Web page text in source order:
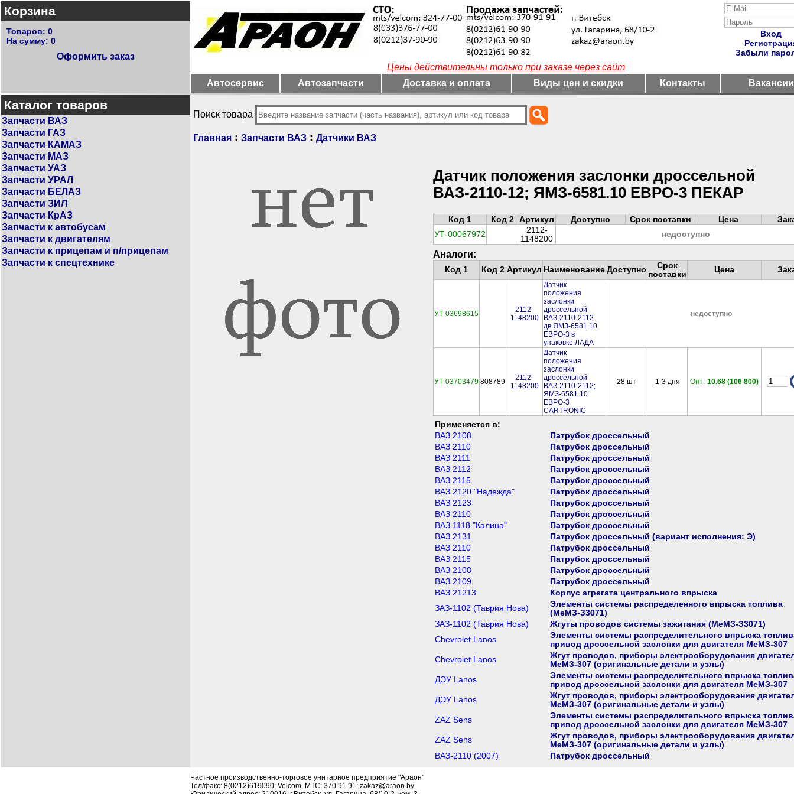
Корзина
Товаров: 0
На сумму: 0
Оформить заказ
Вход
Забыли
Цены действительны только при заказе через сайт
Автосервис
Автозапчасти Доставка и оплата Виды цен и скидки Контакты Вакансии
Каталог товаров
Запчасти ВАЗ
Запчасти ГАЗ
Запчасти КАМАЗ
Запчасти МАЗ
Запчасти УАЗ
Запчасти УРАЛ
Запчасти БЕЛАЗ
Запчасти ЗИЛ
Запчасти КрАЗ
Запчасти к автобусам
Запчасти к двигателям
Запчасти к прицепам и п/прицепам
Запчасти к спецтехнике
Поиск товара
Главная : Запчасти ВАЗ : Датчики ВАЗ
Датчик положения заслонки дроссельной
ВАЗ-2110-12; ЯМЗ-6581.10 ЕВРО-3 ПЕКАР
Код 1 Код 2 Артикул Доступно Срок поставки Цена
УТ-00067972
2112-
1148200
недоступно
Аналоги:
Код 1 Код 2 Артикул Наименование Доступно
Срок
поставки
Цена
УТ-03698615
2112-
1148200
Датчик
положения
заслонки
дроссельной
ВАЗ-2110-2112
дв.ЯМЗ-6581.10
ЕВРО-3 в
упаковке ЛАДА
недоступно
УТ-03703479 808789
2112-
1148200
Датчик
положения
заслонки
дроссельной
ВАЗ-2110-2112;
ЯМЗ-6581.10
ЕВРО-3
CARTRONIC
28 шт 1-3 дня Опт: 10.68 (106 800)
Применяется в:
ВАЗ 2108
Патрубок дроссельный
ВАЗ 2110
Патрубок дроссельный
ВАЗ 2111
Патрубок дроссельный
ВАЗ 2112
Патрубок дроссельный
ВАЗ 2115
Патрубок дроссельный
ВАЗ 2120 "Надежда"
Патрубок дроссельный
ВАЗ 2123
Патрубок дроссельный
ВАЗ 2110
Патрубок дроссельный
ВАЗ 1118 "Калина"
Патрубок дроссельный
ВАЗ 2131
Патрубок дроссельный (вариант исполнения: Э)
ВАЗ 2110
Патрубок дроссельный
ВАЗ 2115
Патрубок дроссельный
ВАЗ 2108
Патрубок дроссельный
ВАЗ 2109
Патрубок дроссельный
ВАЗ 21213
Корпус агрегата центрального впрыска
ЗАЗ-1102 (Таврия Нова)
Элементы системы распределенного впрыска топлива
(МеМЗ-З3071)
ЗАЗ-1102 (Таврия Нова)
Жгуты проводов системы зажигания (МеМЗ-З3071)
Chevrolet Lanos
Элементы системы распределительного впрыска
привод дроссельной заслонки для двигателя МеМЗ-307
Chevrolet Lanos
Жгут проводов, приборы электрооборудования
МеМЗ-307 (оригинальные детали и узлы)
ДЭУ Lanos
Элементы системы распределительного впрыска
привод дроссельной заслонки для двигателя МеМЗ-307
ДЭУ Lanos
Жгут проводов, приборы электрооборудования
МеМЗ-307 (оригинальные детали и узлы)
ZAZ Sens
Элементы системы распределительного впрыска
привод дроссельной заслонки для двигателя МеМЗ-307
ZAZ Sens
Жгут проводов, приборы электрооборудования
МеМЗ-307 (оригинальные детали и узлы)
ВАЗ-2110 (2007)
Патрубок дроссельный
Частное производственно-торговое унитарное предприятие "Араон"
Тел/факс: 8(0212)619090; Velcom, МТС: 370 91 91; zakaz@araon.by